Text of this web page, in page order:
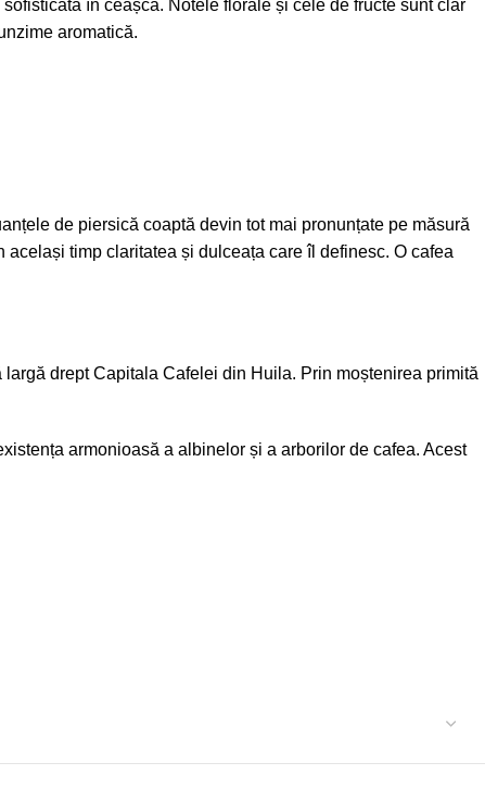
în ceașcă. Notele florale și cele de fructe sunt clar
aromatică.
de piersică coaptă devin tot mai pronunțate pe măsură
timp claritatea și dulceața care îl definesc. O cafea
drept Capitala Cafelei din Huila. Prin moștenirea primită
armonioasă a albinelor și a arborilor de cafea. Acest